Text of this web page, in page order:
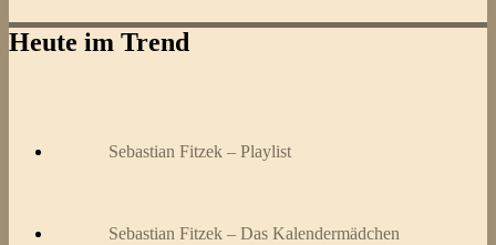
Heute im Trend
Sebastian Fitzek – Playlist
Sebastian Fitzek – Das Kalendermädchen